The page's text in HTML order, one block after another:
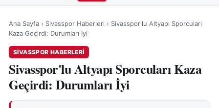
Ana Sayfa › Sivasspor Haberleri › Sivasspor'lu Altyapı Sporcuları
Kaza Geçirdi: Durumları İyi
SIVASSPOR HABERLERI
Sivasspor'lu Altyapı Sporcuları Kaza
Geçirdi: Durumları İyi